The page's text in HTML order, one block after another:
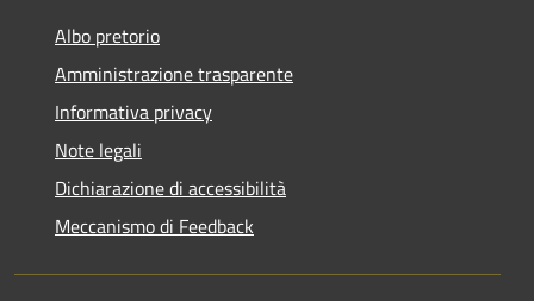
Albo pretorio
Amministrazione trasparente
Informativa privacy
Note legali
Dichiarazione di accessibilità
Meccanismo di Feedback